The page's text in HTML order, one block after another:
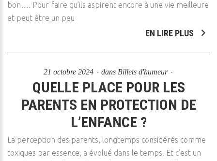
bon…. Pour faire qu’ils aspirent encore à une vie meilleure
et peut être un peu
EN LIRE PLUS
21 octobre 2024 dans Billets d'humeur
QUELLE PLACE POUR LES
PARENTS EN PROTECTION DE
L’ENFANCE ?
La perception des parents, longtemps considérés comme
toxiques par essence, a évolué dans le temps. Et c’est un